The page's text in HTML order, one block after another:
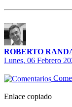
ROBERTO
Lunes, 06 Febrero
Enlace copiado